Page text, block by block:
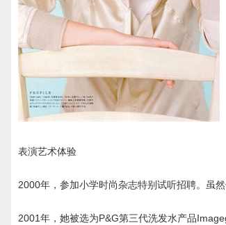
表演艺术体验
2000年，参加小学时尚杂志特别试听招聘。虽
2001年，她被选为P&G第三代洗发水产品